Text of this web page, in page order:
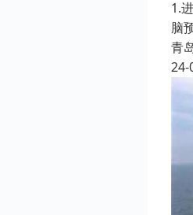
1.
脑
青
24-